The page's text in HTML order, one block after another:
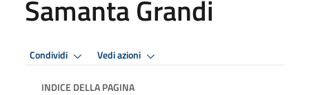
Samanta Grandi
Condividi Vedi azioni
INDICE DELLA PAGINA